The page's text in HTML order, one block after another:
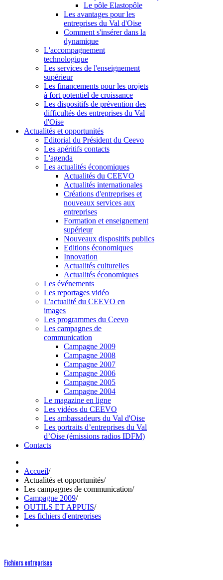
Le pôle Elastopôle
Les avantages pour les
entreprises du Val d'Oise
Comment s'insérer dans la
dynamique
L'accompagnement
technologique
Les services de l'enseignement
supérieur
Les financements pour les projets
à fort potentiel de croissance
Les dispositifs de prévention des
difficultés des entreprises du Val
d'Oise
Actualités et opportunités
Editorial du Président du Ceevo
Les apéritifs contacts
L'agenda
Les actualités économiques
Actualités du CEEVO
Actualités internationales
Créations d'entreprises et
nouveaux services aux
entreprises
Formation et enseignement
supérieur
Nouveaux dispositifs publics
Editions économiques
Innovation
Actualités culturelles
Actualités économiques
Les événements
Les reportages vidéo
L'actualité du CEEVO en
images
Les programmes du Ceevo
Les campagnes de
communication
Campagne 2009
Campagne 2008
Campagne 2007
Campagne 2006
Campagne 2005
Campagne 2004
Le magazine en ligne
Les vidéos du CEEVO
Les ambassadeurs du Val d'Oise
Les portraits d’entreprises du Val
d’Oise (émissions radios IDFM)
Contacts
Accueil/
Actualités et opportunités/
Les campagnes de communication/
Campagne 2009/
OUTILS ET APPUIS/
Les fichiers d'entreprises
Fichiers entreprises